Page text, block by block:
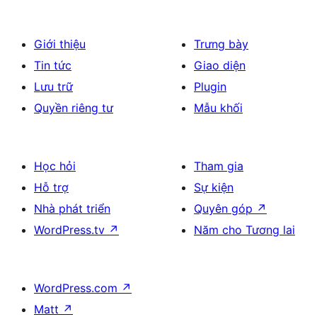
Giới thiệu
Tin tức
Lưu trữ
Quyền riêng tư
Trưng bày
Giao diện
Plugin
Mẫu khối
Học hỏi
Hỗ trợ
Nhà phát triển
WordPress.tv ↗
Tham gia
Sự kiện
Quyên góp ↗
Năm cho Tương lai
WordPress.com ↗
Matt ↗